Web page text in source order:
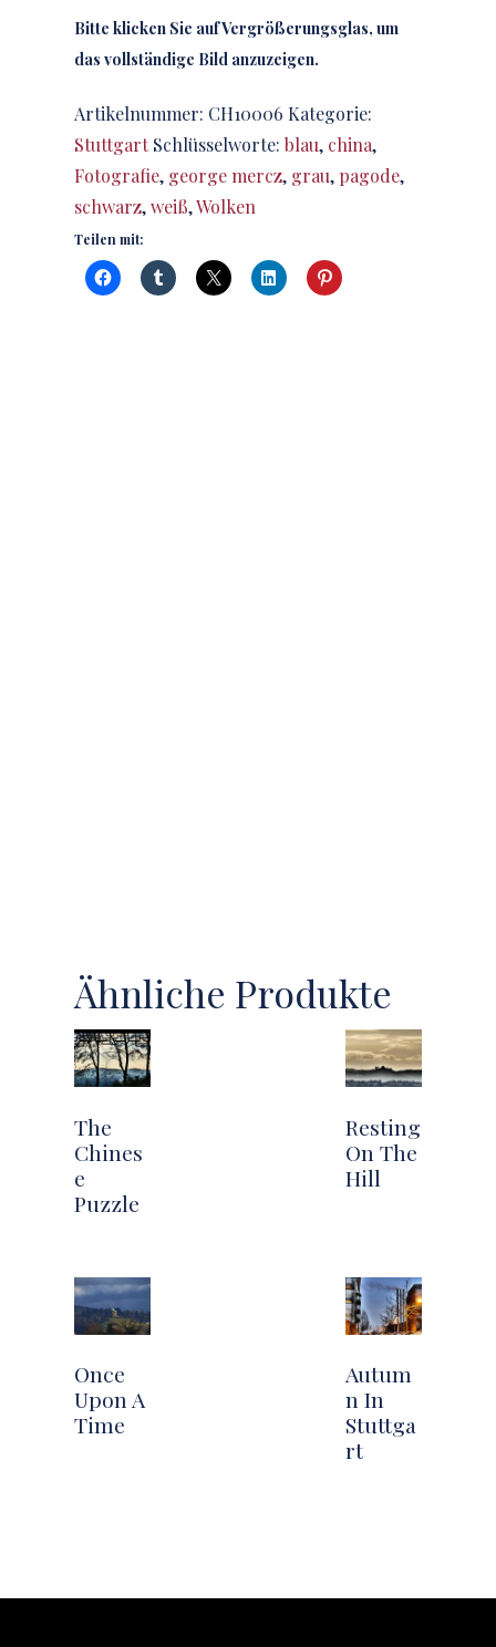
Bitte klicken Sie auf Vergrößerungsglas, um
das vollständige Bild anzuzeigen.
Artikelnummer: CH10006 Kategorie:
Stuttgart Schlüsselworte: blau, china,
Fotografie, george mercz, grau, pagode,
schwarz,weiß,Wolken
Teilen mit:
Ähnliche Produkte
The
Chines
e
Puzzle
Resting
On The
Hill
Once
Upon A
Time
Autum
n In
Stuttga
rt